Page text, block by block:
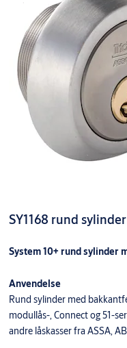
SY1168 rund
System 10+ rund sylinder
Anvendelse
Rund sylinder med
modullås-, Connect og 51-
andre låskasser fra ASSA,